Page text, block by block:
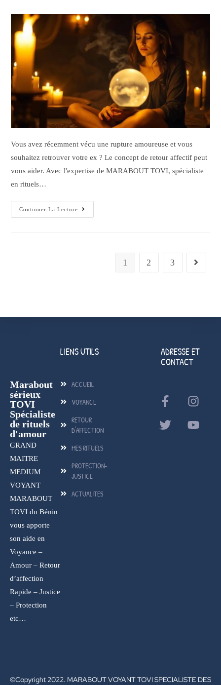
Vous avez récemment vécu une rupture amoureuse et vous
souhaitez retrouver votre ex ? Le concept de retour affectif peut
vous aider. Avec l'expertise de MARABOUT TOVI, spécialiste
en rituels…
Continuer La Lecture
1 2 3
Marabout
sérieux
TOVI
Spécialiste
de rituels
d'amour
GRAND
MAITRE
MEDIUM
VOYANT
MARABOUT
TOVI du Bénin
vous apporte
son aide en
Voyance –
Amour – Retour
d’affection
Rapide – Justice
– Protection
etc…
LIENS UTILS
ACCUEIL
VOYANCE
RETOUR
D'AFFECTION
MES RITUELS
PROTECTION-
JUSTICE
ACTUALITES
ADRESSE ET
CONTACT
©Copyright 2022. MARABOUT VOYANT TOVI SPECIALISTE DES